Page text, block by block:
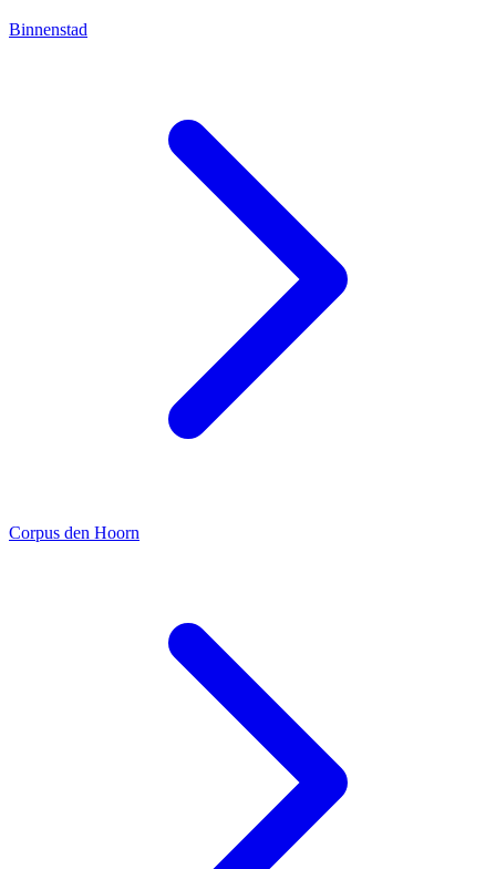
Binnenstad
Corpus den Hoorn